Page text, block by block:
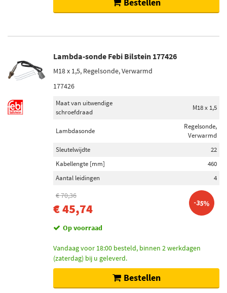
Lambda-sonde Febi Bilstein 177426
M18 x 1,5, Regelsonde, Verwarmd
177426
Maat van uitwendige
schroefdraad
M18 x 1,5
Lambdasonde
Regelsonde,
Verwarmd
Sleutelwijdte
22
Kabellengte [mm]
460
Aantal leidingen
4
€ 70,36
€ 45,74 -35%
Op voorraad
Vandaag voor 18:00 besteld, binnen 2 werkdagen
(zaterdag) bij u geleverd.
Bestellen